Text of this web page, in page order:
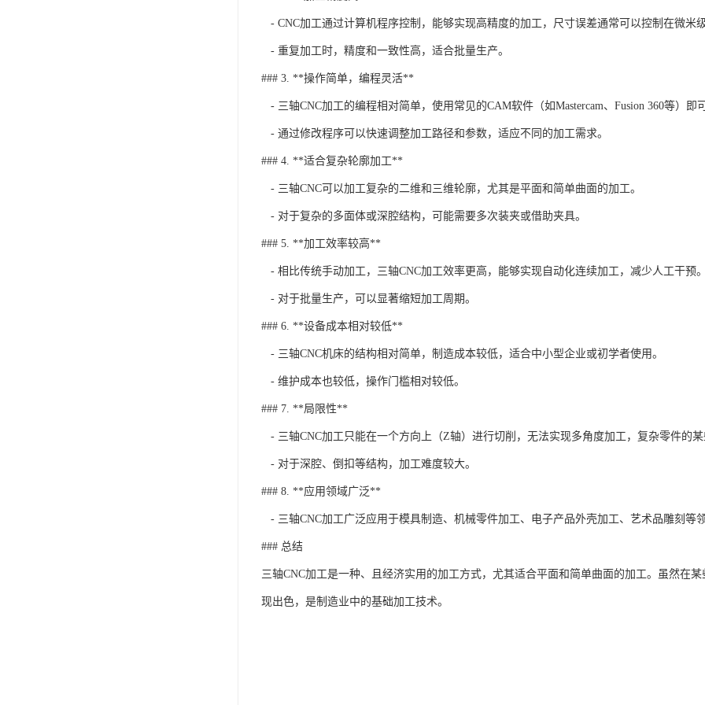
- CNC加工通过计算机程序控制，能够实现高精度的加工，尺寸误差通常可以控制在微米级
- 重复加工时，精度和一致性高，适合批量生产。
### 3. **操作简单，编程灵活**
- 三轴CNC加工的编程相对简单，使用常见的CAM软件（如Mastercam、Fusion 360等）即
- 通过修改程序可以快速调整加工路径和参数，适应不同的加工需求。
### 4. **适合复杂轮廓加工**
- 三轴CNC可以加工复杂的二维和三维轮廓，尤其是平面和简单曲面的加工。
- 对于复杂的多面体或深腔结构，可能需要多次装夹或借助夹具。
### 5. **加工效率较高**
- 相比传统手动加工，三轴CNC加工效率更高，能够实现自动化连续加工，减少人工干预。
- 对于批量生产，可以显著缩短加工周期。
### 6. **设备成本相对较低**
- 三轴CNC机床的结构相对简单，制造成本较低，适合中小型企业或初学者使用。
- 维护成本也较低，操作门槛相对较低。
### 7. **局限性**
- 三轴CNC加工只能在一个方向上（Z轴）进行切削，无法实现多角度加工，复杂零件的
- 对于深腔、倒扣等结构，加工难度较大。
### 8. **应用领域广泛**
- 三轴CNC加工广泛应用于模具制造、机械零件加工、电子产品外壳加工、艺术品雕刻等领
### 总结
三轴CNC加工是一种、且经济实用的加工方式，尤其适合平面和简单曲面的加工。虽然在
现出色，是制造业中的基础加工技术。